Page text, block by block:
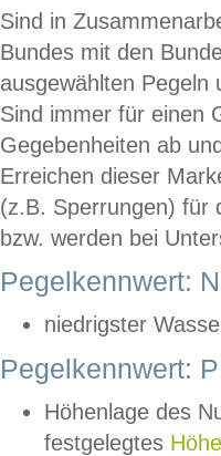
Sind in
Bundes mit den
ausgewählten
Sind immer für einen
Gegebenheiten ab
Erreichen dieser
(z.B. Sperrungen) für
bzw. werden bei
Pegelkennwert:
niedrigster
Pegelkennwert:
Höhenlage des
festgelegtes